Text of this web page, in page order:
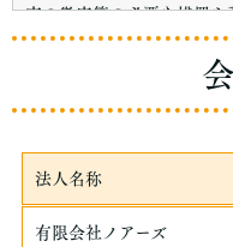
育の徹底等の必要な措置
重な管理を行ないます。
お客さまからお預かりし
付に利用いたします。
当社は、お客さまよりお
法人名称
有限会社ノアーズ